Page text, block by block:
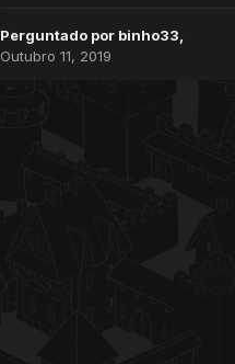
Perguntado por binho33
Outubro 11, 2019